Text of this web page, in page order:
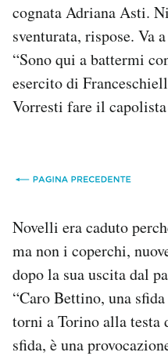
cognata Adriana Asti.
sventurata, rispose. Va
“Sono qui a battermi
esercito di
Vorresti fare il
Novelli era caduto
ma non i coperchi,
dopo la sua uscita dal
“Caro Bettino, una
torni a Torino alla testa
sfida, è una